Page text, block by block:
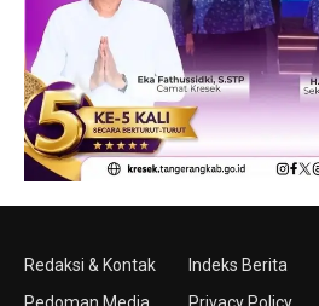
Redaksi & Kontak
Indeks Berita